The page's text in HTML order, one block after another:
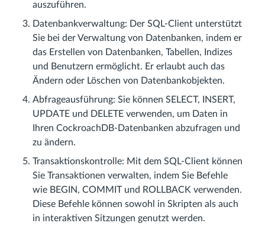
auszuführen.
Datenbankverwaltung: Der SQL-Client unterstützt
Sie bei der Verwaltung von Datenbanken, indem er
das Erstellen von Datenbanken, Tabellen, Indizes
und Benutzern ermöglicht. Er erlaubt auch das
Ändern oder Löschen von Datenbankobjekten.
Abfrageausführung: Sie können SELECT, INSERT,
UPDATE und DELETE verwenden, um Daten in
Ihren CockroachDB-Datenbanken abzufragen und
zu ändern.
Transaktionskontrolle: Mit dem SQL-Client können
Sie Transaktionen verwalten, indem Sie Befehle
wie BEGIN, COMMIT und ROLLBACK verwenden.
Diese Befehle können sowohl in Skripten als auch
in interaktiven Sitzungen genutzt werden.